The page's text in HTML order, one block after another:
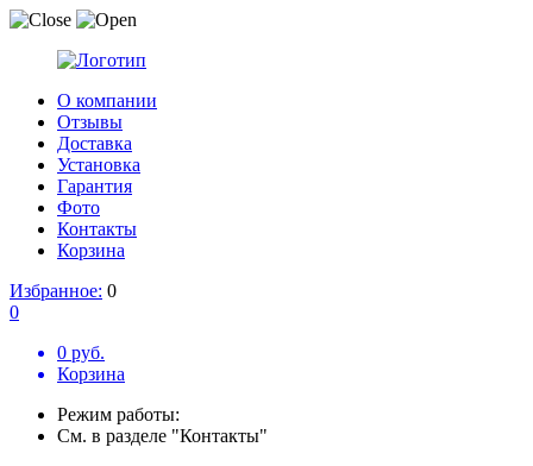
О компании
Отзывы
Доставка
Установка
Гарантия
Фото
Контакты
Корзина
Избранное: 0
0
0 руб.
Корзина
Режим работы:
См. в разделе "Контакты"